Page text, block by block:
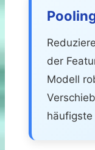
der
Modell